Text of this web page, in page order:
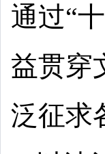
通过“
益贯穿
泛征求